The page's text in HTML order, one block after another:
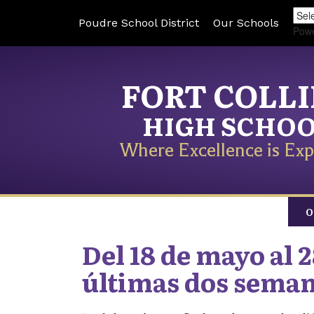
Poudre School District Our Schools
FORT
HIGH
Where Excellence is
Del 18 de mayo al
últimas dos